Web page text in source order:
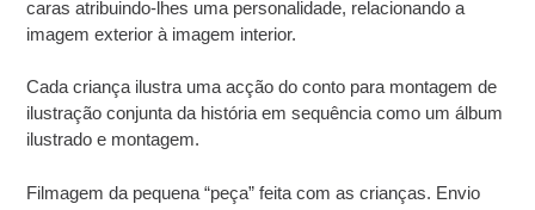
caras atribuindo-lhes uma personalidade, relacionando a
imagem exterior à imagem interior.
Cada criança ilustra uma acção do conto para montagem de
ilustração conjunta da história em sequência como um álbum
ilustrado e montagem.
Filmagem da pequena “peça” feita com as crianças. Envio